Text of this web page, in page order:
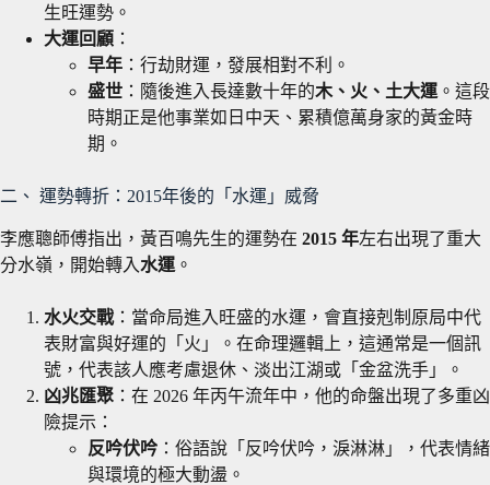
生旺運勢。
大運回顧 ：
早年 ：行劫財運，發展相對不利。
盛世 ：隨後進入長達數十年的木、火、土大運 。這段
時期正是他事業如日中天、累積億萬身家的黃金時
期。
二、 運勢轉折：2015年後的「水運」威脅
李應聰師傅指出，黃百鳴先生的運勢在 2015 年左右出現了重大
分水嶺，開始轉入水運 。
水火交戰：當命局進入旺盛的水運，會直接剋制原局中代
表財富與好運的「火」。在命理邏輯上，這通常是一個訊
號，代表該人應考慮退休、淡出江湖或「金盆洗手」。
凶兆匯聚 ：在 2026 年丙午流年中，他的命盤出現了多重凶
險提示：
反吟伏吟 ：俗語說「反吟伏吟，淚淋淋」，代表情緒
與環境的極大動盪。